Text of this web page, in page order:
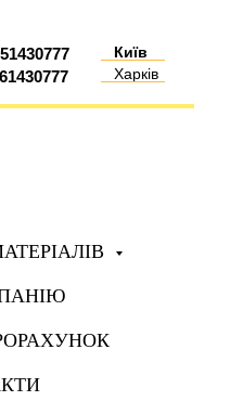
Київ
Харків